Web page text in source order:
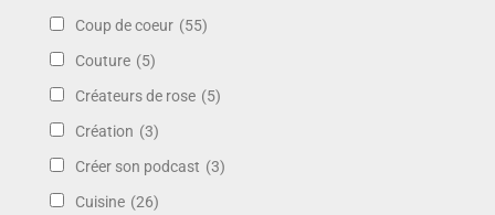
Coup de coeur (55)
Couture (5)
Créateurs de rose (5)
Création (3)
Créer son podcast (3)
Cuisine (26)